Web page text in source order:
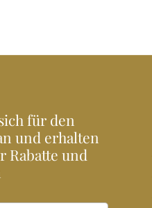
für den
und erhalten
Rabatte und